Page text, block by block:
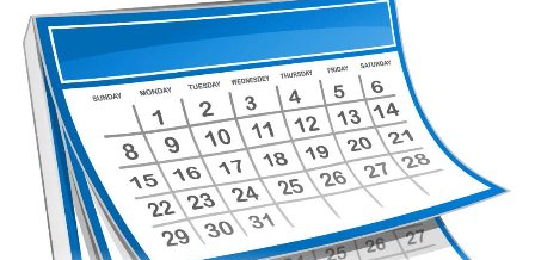
Vineri, valorile termice nu mai trec de pragul caniculei,
la malul mării vor fi 33 de grade și minimele nocturne se
mențin între 19 și 24 de grade. Cerul va avea înnorări
temporare după-amiaza, când local vor fi averse slabe,
însoțite de fenomene electrice și intensificări de vânt.